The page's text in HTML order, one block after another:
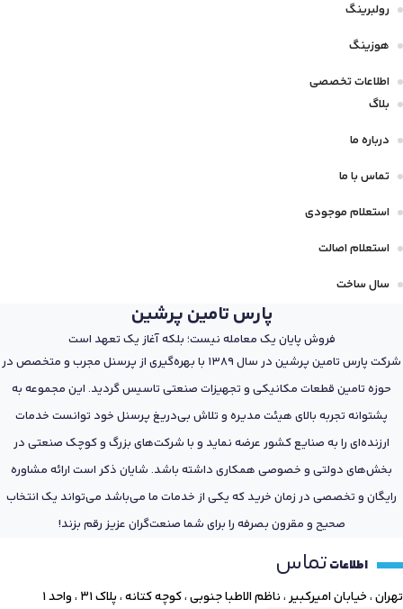
رولبرینگ
هوزینگ
اطلاعات تخصصی
بلاگ
درباره ما
تماس با ما
استعلام موجودی
استعلام اصالت
سال ساخت
پارس تامین پرشین
فروش پایان یک معامله نیست؛ بلکه آغاز یک تعهد است
شرکت پارس تامین پرشین در سال 1389 با بهره‌گیری از پرسنل مجرب و متخصص در
حوزه تامین قطعات مکانیکی و تجهیزات صنعتی تاسیس گردید. این مجموعه به
پشتوانه تجربه بالای هیئت مدیره و تلاش بی‌دریغ پرسنل خود توانست خدمات
ارزنده‌ای را به صنایع کشور عرضه نماید و با شرکت‌های بزرگ و کوچک صنعتی در
بخش‌های دولتی و خصوصی همکاری داشته باشد. شایان ذکر است ارائه مشاوره
رایگان و تخصصی در زمان خرید که یکی از خدمات ما می‌باشد می‌تواند یک انتخاب
صحیح و مقرون بصرفه را برای شما صنعت‌گران عزیز رقم بزند!
اطلاعاتتماس
تهران ، خیابان امیرکبیر ، ناظم الاطبا جنوبی ، کوچه کتانه ، پلاک ۳۱ ، واحد ۱